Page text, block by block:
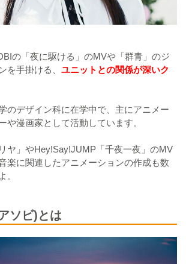
の「夜に駆ける」のMVや「群青」のジ
を手掛ける、 ユニットとの関係が深いク
のデザイン科に在学中で、主にアニメー
や漫画家として活動しています。
ヤ」やHey!Say!JUMP「千夜一夜」のMV
楽に関連したアニメーションの作成も数
。
ソビ)とは